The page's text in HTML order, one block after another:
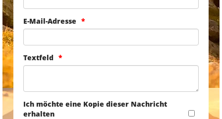
E-Mail-Adresse
Textfeld
Ich möchte eine Kopie dieser Nachricht
erhalten